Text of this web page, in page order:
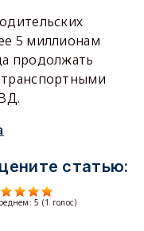
5 миллионам
продолжать
статью:
5 (1 голос)